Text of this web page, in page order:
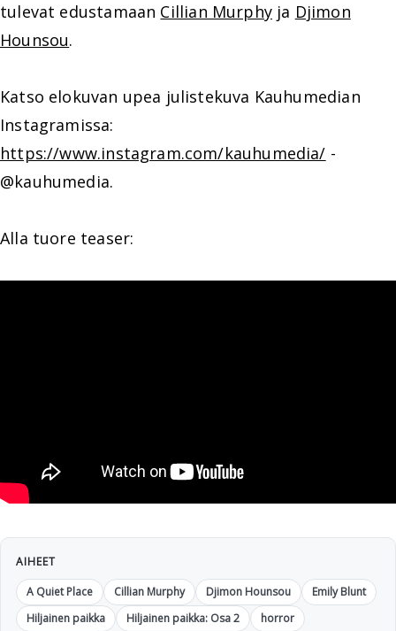
tulevat edustamaan Cillian Murphyja Djimon
Hounsou.
Katso elokuvan upea julistekuva Kauhumedian
Instagramissa:
https://www.instagram.com/kauhumedia/ -
@kauhumedia.
Alla tuore teaser:
AIHEET
A Quiet Place
Cillian Murphy Djimon Hounsou
Emily Blunt
Hiljainen paikka
Hiljainen paikka: Osa 2
horror